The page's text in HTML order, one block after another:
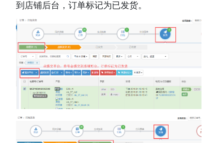
到店铺后台，订单标记为已发货。